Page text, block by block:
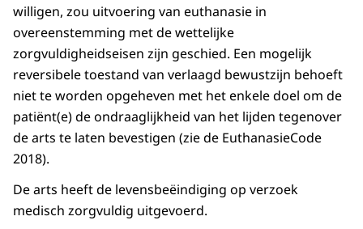
willigen, zou uitvoering van euthanasie in
overeenstemming met de wettelijke
zorgvuldigheidseisen zijn geschied. Een mogelijk
reversibele toestand van verlaagd bewustzijn behoeft
niet te worden opgeheven met het enkele doel om de
patiënt(e) de ondraaglijkheid van het lijden tegenover
de arts te laten bevestigen (zie de EuthanasieCode
2018).
De arts heeft de levensbeëindiging op verzoek
medisch zorgvuldig uitgevoerd.